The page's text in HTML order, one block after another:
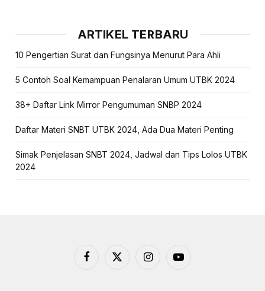
ARTIKEL TERBARU
10 Pengertian Surat dan Fungsinya Menurut Para Ahli
5 Contoh Soal Kemampuan Penalaran Umum UTBK 2024
38+ Daftar Link Mirror Pengumuman SNBP 2024
Daftar Materi SNBT UTBK 2024, Ada Dua Materi Penting
Simak Penjelasan SNBT 2024, Jadwal dan Tips Lolos UTBK
2024
Facebook
X
InstagramYouTube